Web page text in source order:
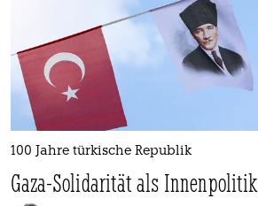
100 Jahre türkische Republik
Gaza-Solidarität als Innenpolitik